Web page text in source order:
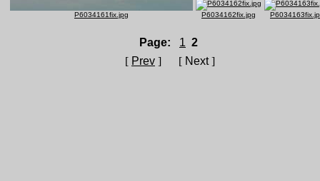
P6034161fix.jpg P6034162fix.jpg
Page: 1 2
[ Prev ] [ Next]